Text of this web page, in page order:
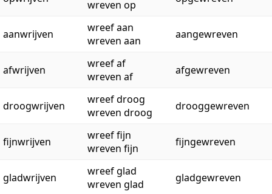
wreven op
aanwrijven
wreef aan
wreven aan
aangewreven
afwrijven
wreef af
wreven af
afgewreven
droogwrijven
wreef droog
wreven droog
drooggewreven
fijnwrijven
wreef fijn
wreven fijn
fijngewreven
gladwrijven
wreef glad
wreven glad
gladgewreven